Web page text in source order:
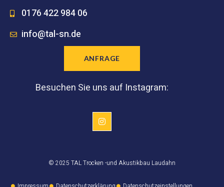
0176 422 984 06
info@tal-sn.de
ANFRAGE
Besuchen Sie uns auf Instagram:
© 2025 TAL Trocken -und Akustikbau Laudahn